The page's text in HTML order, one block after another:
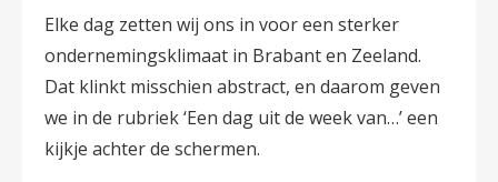
Elke dag zetten wij ons in voor een sterker
ondernemingsklimaat in Brabant en Zeeland.
Dat klinkt misschien abstract, en daarom geven
we in de rubriek ‘Een dag uit de week van…’ een
kijkje achter de schermen.